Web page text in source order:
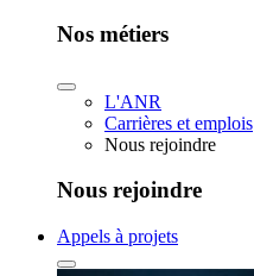
Nos métiers
L'ANR
Carrières et emplois
Nous rejoindre
Nous rejoindre
Appels à projets